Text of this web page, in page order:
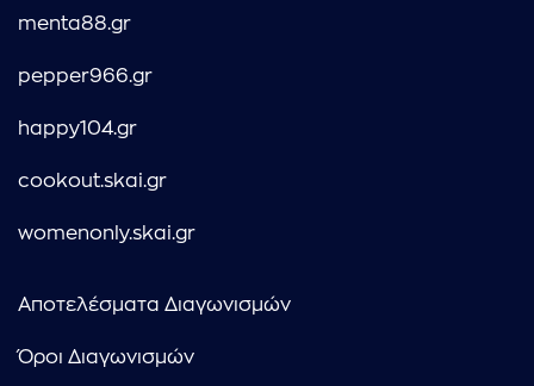
menta88.gr
pepper966.gr
happy104.gr
cookout.skai.gr
womenonly.skai.gr
Αποτελέσματα Διαγωνισμών
Όροι Διαγωνισμών